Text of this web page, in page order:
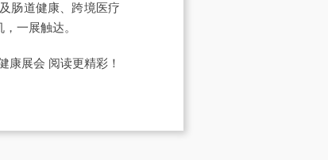
肠道健康、跨境医疗
一展触达。
康展会 阅读更精彩！